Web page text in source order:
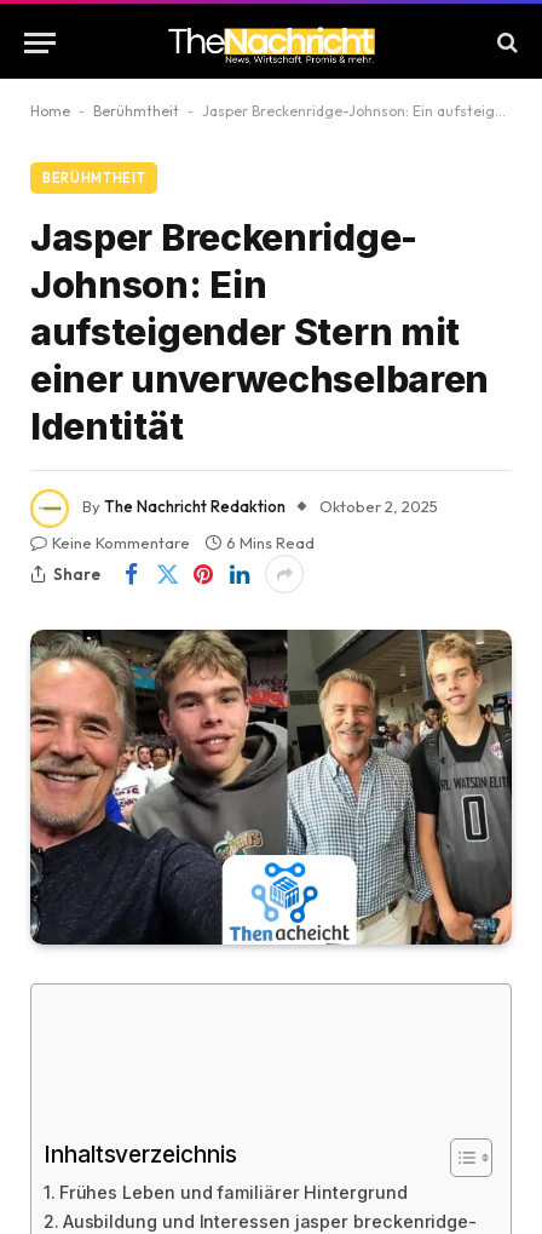
Home - Berühmtheit - Jasper Breckenridge-Johnson: Ein aufsteigender Stern mit einer unverwechselbaren Identität
BERÜHMTHEIT
Jasper Breckenridge-
Johnson: Ein
aufsteigender Stern mit
einer unverwechselbaren
Identität
ByThe Nachricht Redaktion
Oktober 2, 2025
Keine Kommentare
6 Mins Read
Share
Inhaltsverzeichnis
Frühes Leben und familiärer Hintergrund
Ausbildung und Interessen jasper breckenridge-